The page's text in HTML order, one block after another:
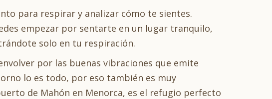
para respirar y analizar cómo te sientes.
empezar por sentarte en un lugar tranquilo,
solo en tu respiración.
por las buenas vibraciones que emite
lo es todo, por eso también es muy
de Mahón en Menorca, es el refugio perfecto